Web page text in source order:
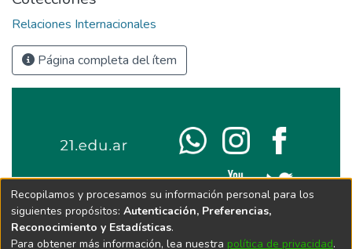
Relaciones Internacionales
Página completa del ítem
Recopilamos y procesamos su información personal para los
siguientes propósitos: Autenticación, Preferencias,
Reconocimiento y Estadísticas.
Para obtener más información, lea nuestra política de privacidad.